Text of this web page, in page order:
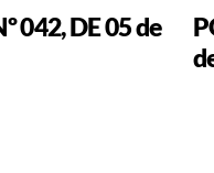
042, DE 05 de